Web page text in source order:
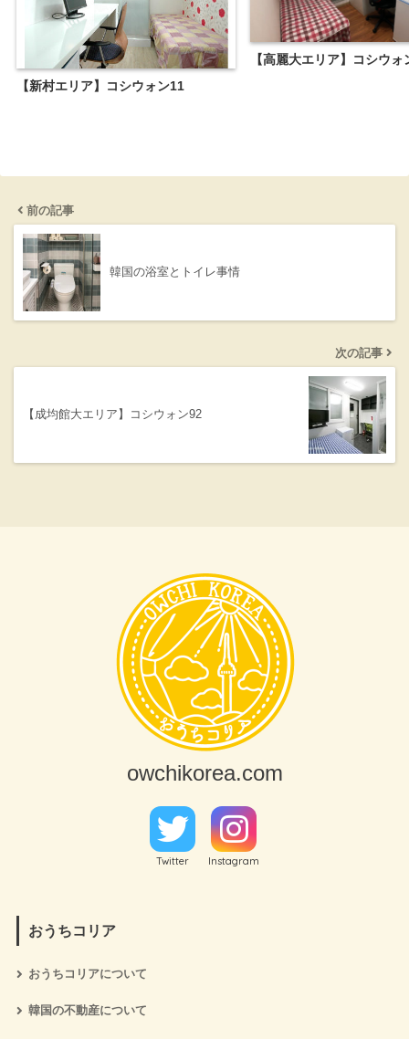
【新村エリア】コシウォン11
【高麗大エリア】コシウォ
前の記事
韓国の浴室とトイレ事情
次の記事
【成均館大エリア】コシウォン92
owchikorea.com
Twitter Instagram
おうちコリア
おうちコリアについて
韓国の不動産について